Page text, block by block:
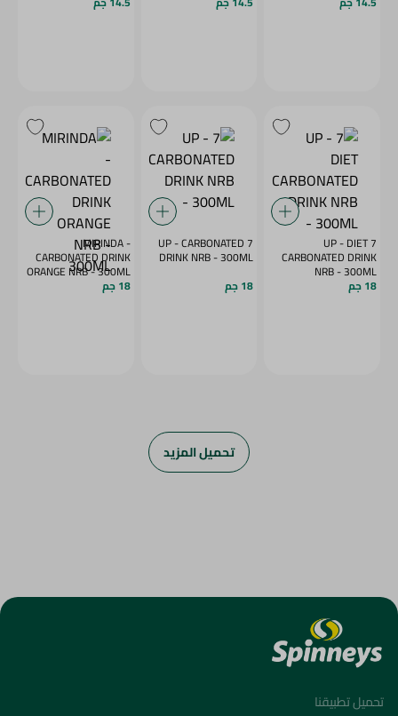
7 UP - DIET
CARBONATED DRINK
NRB - 300ML
18 جم
7 UP - CARBONATED
DRINK NRB - 300ML
18 جم
MIRINDA -
CARBONATED DRINK
ORANGE NRB - 300ML
18 جم
تحميل المزيد
تحميل تطبيقنا